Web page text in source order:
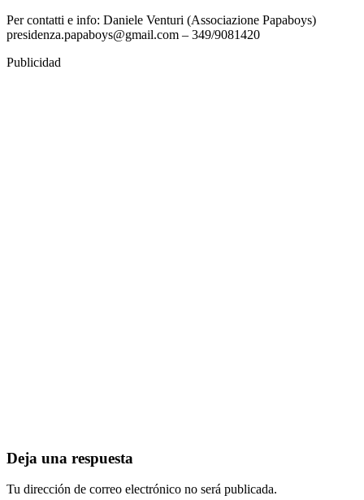
Per contatti e info: Daniele Venturi (Associazione Papaboys)
presidenza.papaboys@gmail.com – 349/9081420
Publicidad
Deja una respuesta
Tu dirección de correo electrónico no será publicada.